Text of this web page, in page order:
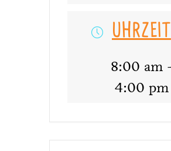
UHRZEIT
8:00 am -
4:00 pm